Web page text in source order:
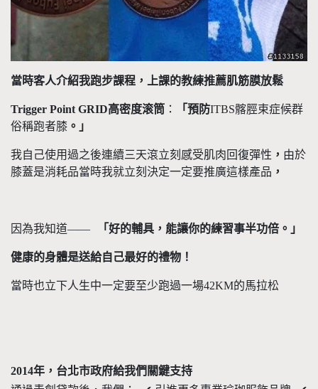
當時客人介紹我跑步課程，上課的教練推薦肌筋膜放鬆
Trigger Point GRID高密度滚筒 ： 「預防ITBS髂脛束症候群
俗稱跑者膝 。」
我自己使用過之後連續三天滾立刻感受肌肉回復彈性 ， 由於
膝蓋是消耗品當時我就立刻決定一定要推廣這樣產品 ，
因為我知道—— 「好的輔具，能讓你的練習事半功倍。」
健康的身體是送給自己最好的禮物！
當時也立下人生中一定要至少跑過一場42KM的馬拉松
2014年，台北市政府給我們關鍵支持